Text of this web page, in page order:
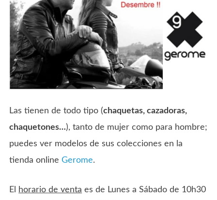
Las tienen de todo tipo (chaquetas, cazadoras,
chaquetones…), tanto de mujer como para hombre;
puedes ver modelos de sus colecciones en la
tienda onlineGerome.
El horario de venta es de Lunes a Sábado de 10h30